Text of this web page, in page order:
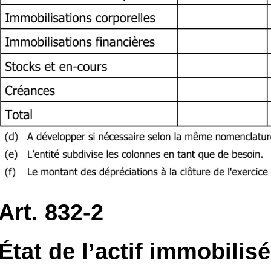
832-2
de l’actif immobilisé